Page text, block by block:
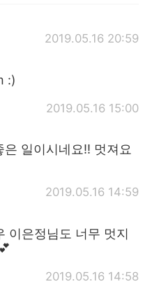
2019.05.16 20:59
:)
2019.05.16 15:00
은 일이시네요!! 멋져요
2019.05.16 14:59
이은정님도 너무 멋지
2019.05.16 14:58